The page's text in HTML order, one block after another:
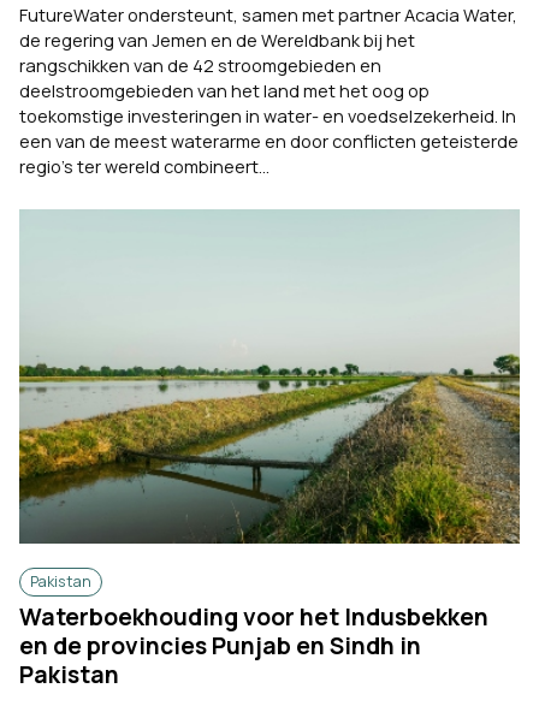
FutureWater ondersteunt, samen met partner Acacia Water,
de regering van Jemen en de Wereldbank bij het
rangschikken van de 42 stroomgebieden en
deelstroomgebieden van het land met het oog op
toekomstige investeringen in water- en voedselzekerheid. In
een van de meest waterarme en door conflicten geteisterde
regio’s ter wereld combineert...
Pakistan
Waterboekhouding voor het Indusbekken
en de provincies Punjab en Sindh in
Pakistan